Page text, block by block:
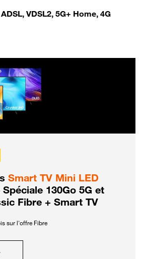
VDSL2, 5G+ Home, 4G
Smart TV Mini LED
130Go 5G et
Fibre + Smart TV
sur l'offre Fibre